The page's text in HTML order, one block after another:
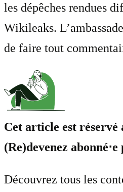
les dépêches rendues
Wikileaks.
de faire tout
Cet article est réservé
(Re)devenez
Découvrez tous les